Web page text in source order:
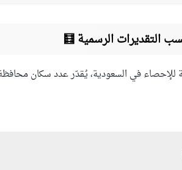
للإحصاء في السعودية، يُقدّر عدد سكان